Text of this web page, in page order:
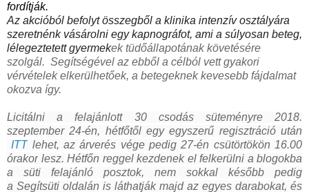
fordítják.
Az akcióból befolyt összegből a klinika intenzív osztályára
szeretnénk vásárolni egy kapnográfot, ami a súlyosan beteg,
lélegeztetett gyermekek tüdőállapotának követésére
szolgál. Segítségével az ebből a célból vett gyakori
vérvételek elkerülhetőek, a betegeknek kevesebb fájdalmat
okozva így.
Licitálni a felajánlott 30 csodás süteményre 2018.
szeptember 24-én, hétfőtől egy egyszerű regisztráció után
ITT lehet, az árverés vége pedig27-én csütörtökön 16.00
órakor lesz. Hétfőn reggel kezdenek el felkerülni a blogokba
a süti felajánló posztok, nem sokkal később pedig
a Segítsüti oldalán is láthatják majd az egyes darabokat, és